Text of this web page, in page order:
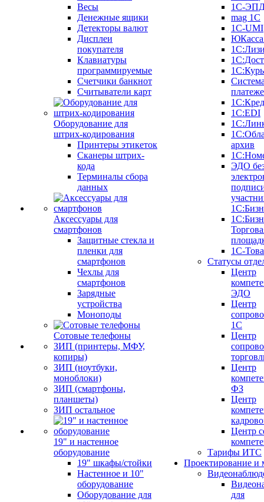
Весы
Денежные ящики
Детекторы валют
Дисплеи
покупателя
Клавиатуры
программируемые
Счетчики банкнот
Считыватели карт
Оборудование для
штрих-кодирования
Принтеры этикеток
Сканеры штрих-
кода
Терминалы сбора
данных
Аксессуары для
смартфонов
Защитные стекла и
пленки для
смартфонов
Чехлы для
смартфонов
Зарядные
устройства
Моноподы
Сотовые телефоны
ЗИП (принтеры, МФУ,
копиры)
ЗИП (ноутбуки,
моноблоки)
ЗИП (смартфоны,
планшеты)
ЗИП остальное
19" и настенное
оборудование
19" шкафы/стойки
Настенное и 10"
оборудование
Оборудование для
1С-
mag 1C
1C-UMI
1С:EDI
архив
ЭДО
1С-
Статусы
Центр
ЭДО
Центр
1С
Центр
Центр
ФЗ
Центр
Центр
Тарифы ИТС
Проектирование и
для